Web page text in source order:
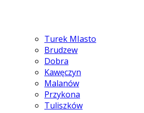
Turek MIasto
Brudzew
Dobra
Kawęczyn
Malanów
Przykona
Tuliszków